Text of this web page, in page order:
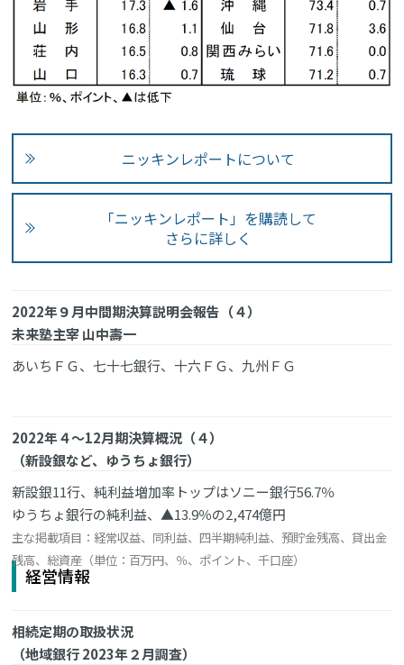
ニッキンレポートについて
「ニッキンレポート」を購読して
さらに詳しく
2022年９月中間期決算説明会報告（４）
未来塾主宰 山中壽一
あいちＦＧ、七十七銀行、十六ＦＧ、九州ＦＧ
2022年４～12月期決算概況（４）
（新設銀など、ゆうちょ銀行）
新設銀11行、純利益増加率トップはソニー銀行56.7％
ゆうちょ銀行の純利益、▲13.9％の2,474億円
主な掲載項目：経常収益、同利益、四半期純利益、預貯金残高、貸出金
残高、総資産（単位：百万円、％、ポイント、千口座）
経営情報
相続定期の取扱状況
（地域銀行 2023年２月調査）